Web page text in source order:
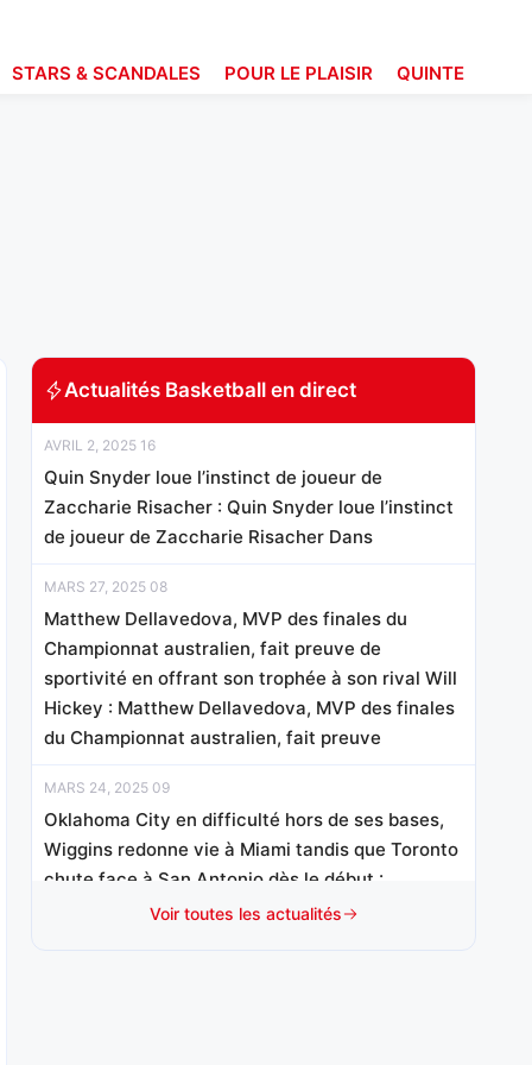
STARS & SCANDALES POUR LE PLAISIR QUINTE
Actualités Basketball en direct
AVRIL 2, 2025 16
Quin Snyder loue l’instinct de joueur de
Zaccharie Risacher : Quin Snyder loue l’instinct
de joueur de Zaccharie Risacher Dans
MARS 27, 2025 08
Matthew Dellavedova, MVP des finales du
Championnat australien, fait preuve de
sportivité en offrant son trophée à son rival Will
Hickey : Matthew Dellavedova, MVP des finales
du Championnat australien, fait preuve
MARS 24, 2025 09
Oklahoma City en difficulté hors de ses bases,
Wiggins redonne vie à Miami tandis que Toronto
chute face à San Antonio dès le début :
Oklahoma City en difficulté hors de ses bases
Voir toutes les actualités